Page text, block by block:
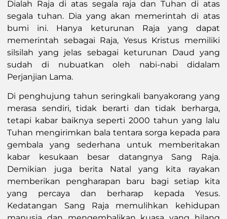
Dialah Raja di atas segala raja dan Tuhan di atas
segala tuhan. Dia yang akan memerintah di atas
bumi ini. Hanya keturunan Raja yang dapat
memerintah sebagai Raja, Yesus Kristus memiliki
silsilah yang jelas sebagai keturunan Daud yang
sudah di nubuatkan oleh nabi-nabi didalam
Perjanjian Lama.
Di penghujung tahun seringkali banyakorang yang
merasa sendiri, tidak berarti dan tidak berharga,
tetapi kabar baiknya seperti 2000 tahun yang lalu
Tuhan mengirimkan bala tentara sorga kepada para
gembala yang sederhana untuk memberitakan
kabar kesukaan besar datangnya Sang Raja.
Demikian juga berita Natal yang kita rayakan
memberikan pengharapan baru bagi setiap kita
yang percaya dan berharap kepada Yesus.
Kedatangan Sang Raja memulihkan kehidupan